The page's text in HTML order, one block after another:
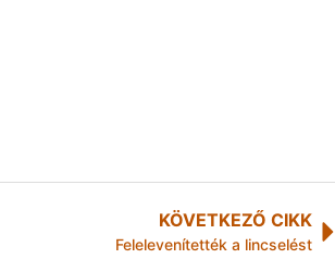
KÖVETKEZŐ CIKK
Felelevenítették a lincselést